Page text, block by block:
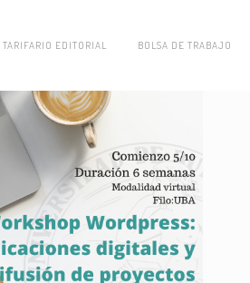
TARIFARIO EDITORIAL BOLSA DE TRABAJO